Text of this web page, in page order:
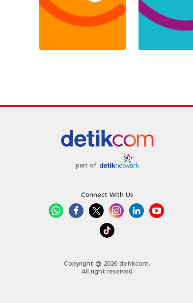
part of
Connect With Us
Copyright @ 2026 detikcom.
All right reserved